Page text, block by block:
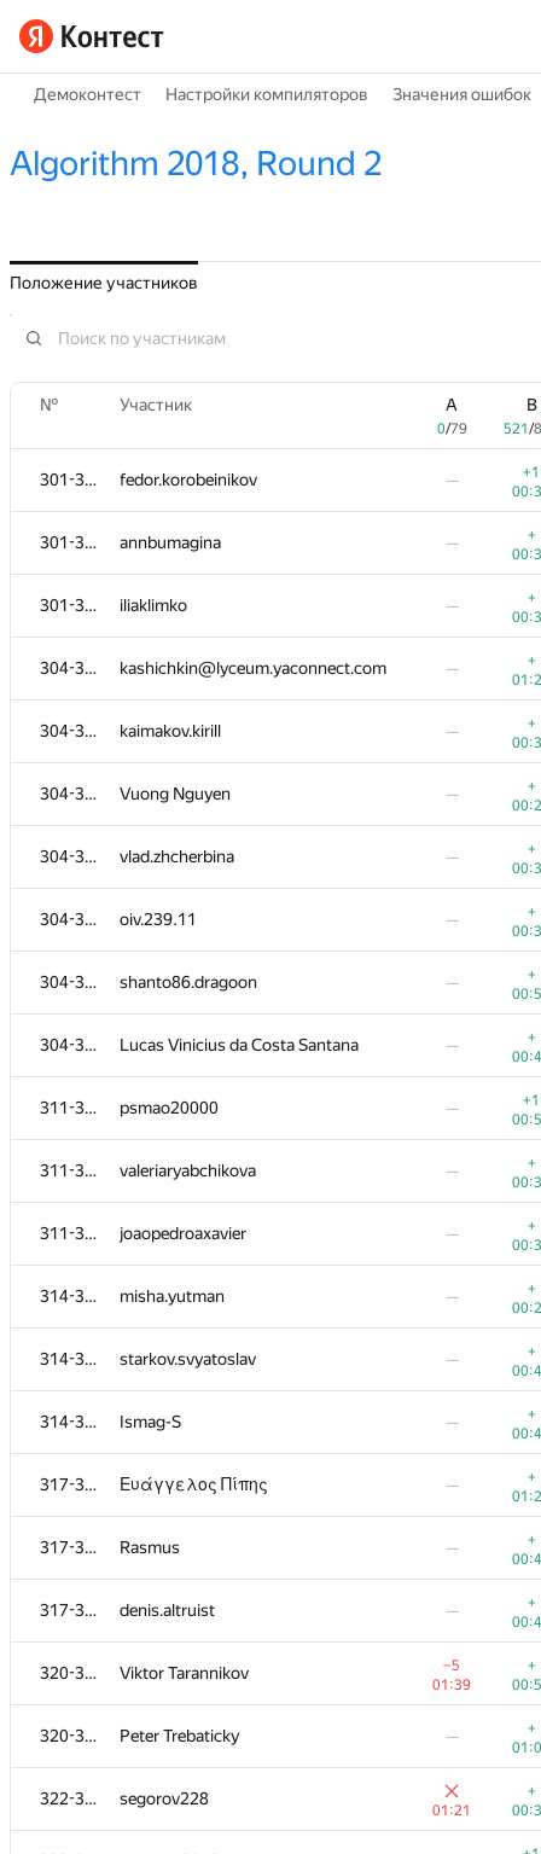
Демоконтест Настройки компиляторов Значения ошибок
Algorithm 2018, Round 2
Положение участников
№ Участник A
0/79
B
521/
301-303 fedor.korobeinikov —
+1
301-303 annbumagina —
+
301-303 iliaklimko —
+
304-310 kashichkin@lyceum.yaconnect.com —
+
304-310 kaimakov.kirill —
+
304-310 Vuong Nguyen —
+
304-310 vlad.zhcherbina —
+
304-310 oiv.239.11 —
+
304-310 shanto86.dragoon —
+
304-310 Lucas Vinicius da Costa Santana —
+
311-313 psmao20000 —
+1
311-313 valeriaryabchikova —
+
311-313 joaopedroaxavier —
+
314-316 misha.yutman —
+
314-316 starkov.svyatoslav —
+
314-316 Ismag-S —
+
317-319 Ευάγγελος Πίπης —
+
317-319 Rasmus —
+
317-319 denis.altruist —
+
320-321 Viktor Tarannikov
−5
01:39
+
320-321 Peter Trebaticky —
+
322-323 segorov228
01:21
+
/79 521
fedor.korobeinikov
annbumagina
iliaklimko —
kashichkin@lyceum.yaconnect.com
kaimakov.kirill —
+